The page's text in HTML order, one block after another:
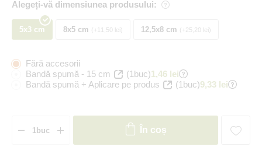
Alegeți-vă dimensiunea produsului:
5x3 cm 8x5 cm +11,50 lei 12,5x8 cm +25,20 lei
Fără accesorii
Bandă spumă - 15 cm
(1buc)1,46 lei
Bandă spumă + Aplicare pe produs
(1buc)9,33 lei
În coș